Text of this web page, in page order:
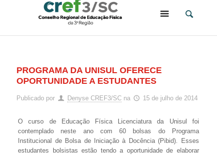
PROGRAMA DA UNISUL OFERECE
OPORTUNIDADE A ESTUDANTES
Publicado por Denyse CREF3/SC na 15 de julho de 2014
O curso de Educação Física Licenciatura da Unisul foi
contemplado neste ano com 60 bolsas do Programa
Institucional de Bolsa de Iniciação à Docência (Pibid). Esses
estudantes bolsistas estão tendo a oportunidade de elaborar